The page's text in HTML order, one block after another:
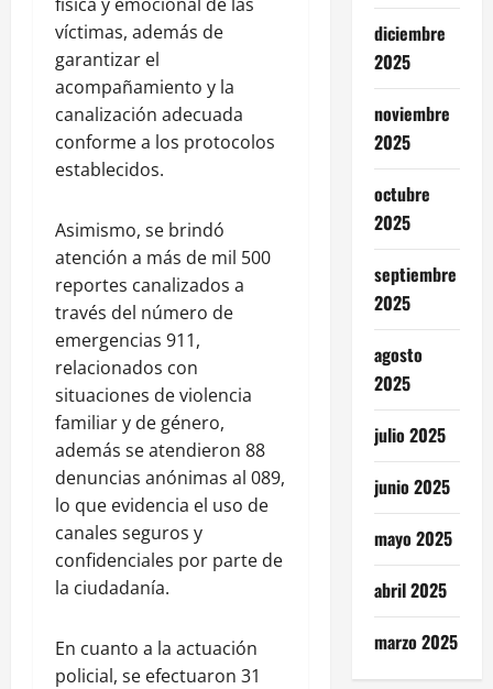
víctimas, además de
garantizar el
acompañamiento y la
canalización adecuada
conforme a los protocolos
establecidos.
Asimismo, se brindó
atención a más de mil 500
reportes canalizados a
través del número de
emergencias 911,
relacionados con
situaciones de violencia
familiar y de género,
además se atendieron 88
denuncias anónimas al 089,
lo que evidencia el uso de
canales seguros y
confidenciales por parte de
la ciudadanía.
En cuanto a la actuación
policial, se efectuaron 31
diciembre
2025
noviembre
2025
octubre
2025
septiembre
2025
agosto
2025
julio 2025
junio 2025
mayo 2025
abril 2025
marzo 2025